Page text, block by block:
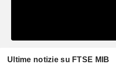
Ultime notizie su FTSE MIB